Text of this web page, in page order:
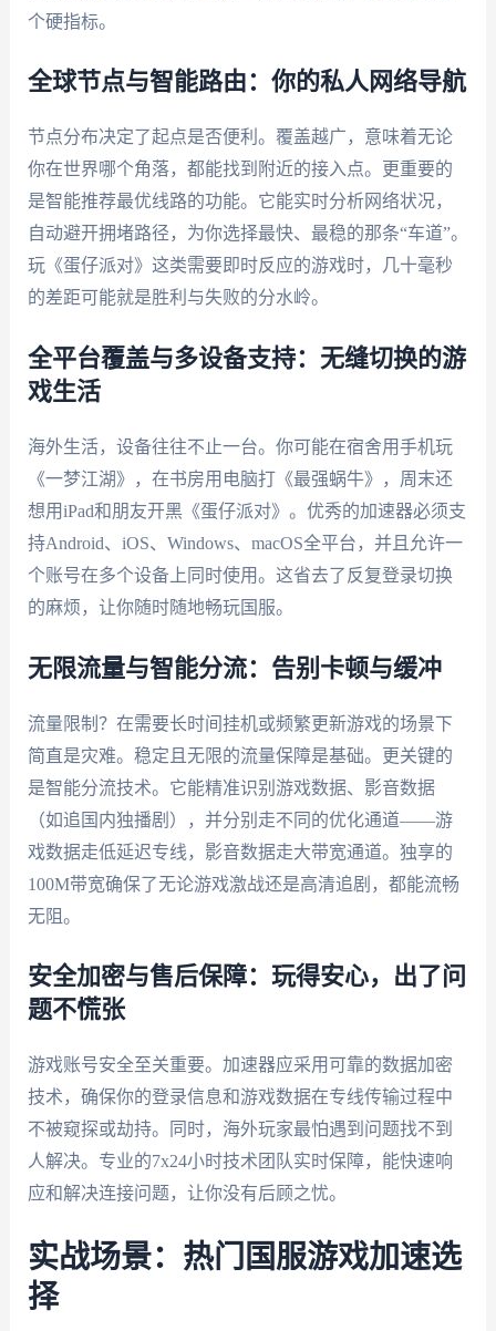
个硬指标。
全球节点与智能路由：你的私人网络导航
节点分布决定了起点是否便利。覆盖越广，意味着无论
你在世界哪个角落，都能找到附近的接入点。更重要的
是智能推荐最优线路的功能。它能实时分析网络状况，
自动避开拥堵路径，为你选择最快、最稳的那条“车道”。
玩《蛋仔派对》这类需要即时反应的游戏时，几十毫秒
的差距可能就是胜利与失败的分水岭。
全平台覆盖与多设备支持：无缝切换的游
戏生活
海外生活，设备往往不止一台。你可能在宿舍用手机玩
《一梦江湖》，在书房用电脑打《最强蜗牛》，周末还
想用iPad和朋友开黑《蛋仔派对》。优秀的加速器必须支
持Android、iOS、Windows、macOS全平台，并且允许一
个账号在多个设备上同时使用。这省去了反复登录切换
的麻烦，让你随时随地畅玩国服。
无限流量与智能分流：告别卡顿与缓冲
流量限制？在需要长时间挂机或频繁更新游戏的场景下
简直是灾难。稳定且无限的流量保障是基础。更关键的
是智能分流技术。它能精准识别游戏数据、影音数据
（如追国内独播剧），并分别走不同的优化通道——游
戏数据走低延迟专线，影音数据走大带宽通道。独享的
100M带宽确保了无论游戏激战还是高清追剧，都能流畅
无阻。
安全加密与售后保障：玩得安心，出了问
题不慌张
游戏账号安全至关重要。加速器应采用可靠的数据加密
技术，确保你的登录信息和游戏数据在专线传输过程中
不被窥探或劫持。同时，海外玩家最怕遇到问题找不到
人解决。专业的7x24小时技术团队实时保障，能快速响
应和解决连接问题，让你没有后顾之忧。
实战场景：热门国服游戏加速选
择